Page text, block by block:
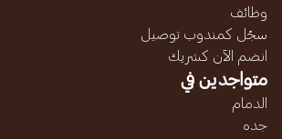
وظائف
سجّل كمندوب توصيل
انضم الآن كشريك
متواجدين في
الدمام
جده